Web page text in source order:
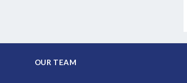
OUR TEAM